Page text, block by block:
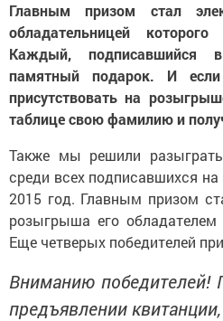
Главным призом стал
обладательницей
Каждый, подписавшийся
памятный подарок. И
присутствовать на
таблице свою фамилию и
Также мы решили
среди всех подписавшихся
2015 год. Главным призом
розыгрыша его обладателем
Еще четверых победителей
Вниманию
предъявлении